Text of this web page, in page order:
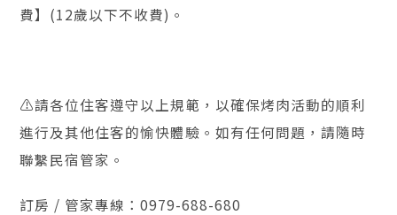
費】(12歲以下不收費)。
⚠️請各位住客遵守以上規範，以確保烤肉活動的順利
進行及其他住客的愉快體驗。如有任何問題，請隨時
聯繫民宿管家。
訂房 / 管家專線：0979-688-680